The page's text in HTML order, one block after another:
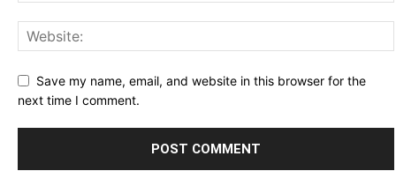
Save my name, email, and website in this browser for the
next time I comment.